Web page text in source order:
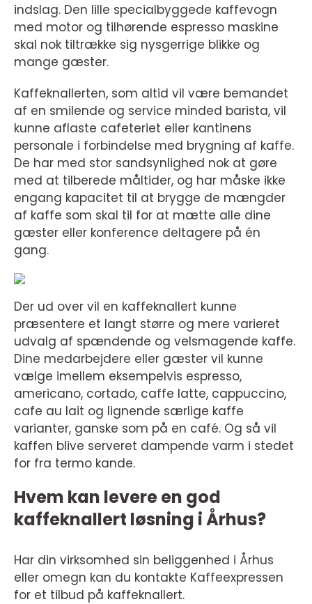
indslag. Den lille specialbyggede kaffevogn
med motor og tilhørende espresso maskine
skal nok tiltrække sig nysgerrige blikke og
mange gæster.
Kaffeknallerten, som altid vil være bemandet
af en smilende og service minded barista, vil
kunne aflaste cafeteriet eller kantinens
personale i forbindelse med brygning af kaffe.
De har med stor sandsynlighed nok at gøre
med at tilberede måltider, og har måske ikke
engang kapacitet til at brygge de mængder
af kaffe som skal til for at mætte alle dine
gæster eller konference deltagere på én
gang.
Der ud over vil en kaffeknallert kunne
præsentere et langt større og mere varieret
udvalg af spændende og velsmagende kaffe.
Dine medarbejdere eller gæster vil kunne
vælge imellem eksempelvis espresso,
americano, cortado, caffe latte, cappuccino,
cafe au lait og lignende særlige kaffe
varianter, ganske som på en café. Og så vil
kaffen blive serveret dampende varm i stedet
for fra termo kande.
Hvem kan levere en god
kaffeknallert løsning i Århus?
Har din virksomhed sin beliggenhed i Århus
eller omegn kan du kontakte Kaffeexpressen
for et tilbud på kaffeknallert.